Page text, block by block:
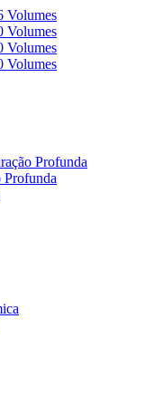
Volumes
Volumes
Volumes
Volumes
Profunda
Profunda